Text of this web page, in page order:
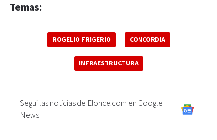
Temas:
ROGELIO FRIGERIO CONCORDIA
INFRAESTRUCTURA
Seguí las noticias de Elonce.com en Google
News